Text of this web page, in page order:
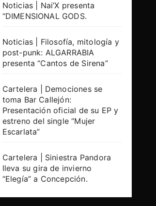
Noticias | Nai’X presenta
“DIMENSIONAL GODS.
Noticias | Filosofía, mitología y
post-punk: ALGARRABIA
presenta “Cantos de Sirena”
Cartelera | Demociones se
toma Bar Callejón:
Presentación oficial de su EP y
estreno del single “Mujer
Escarlata”
Cartelera | Siniestra Pandora
lleva su gira de invierno
“Elegía” a Concepción.